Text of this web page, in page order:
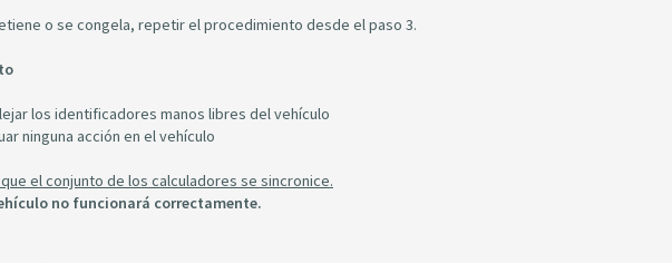
o se congela, repetir el procedimiento desde el paso 3.
los identificadores manos libres del vehículo
ninguna acción en el vehículo
el conjunto de los calculadores se sincronice.
no funcionará correctamente.